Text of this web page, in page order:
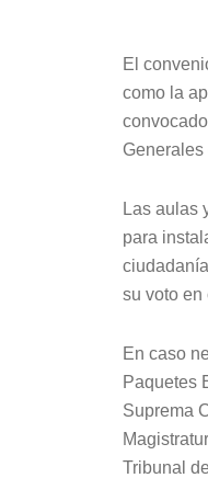
El
como la
Las aulas
para
su voto en
En caso
Paquetes
Suprema
Tribunal